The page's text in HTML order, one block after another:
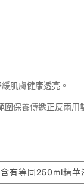
肌膚健康透亮。
圍保養傳遞正反兩用
有等同250ml精華